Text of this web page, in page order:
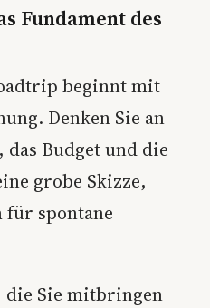
Fundament des
beginnt mit
Denken Sie an
Budget und die
grobe Skizze,
für spontane
die Sie mitbringen